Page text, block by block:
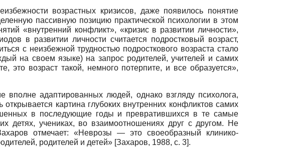
возрастных кризисов, даже появилось понятие
пассивную позицию практической психологии в этом
«внутренний конфликт», «кризис в развитии личности»,
в развитии личности считается подростковый возраст,
с неизбежной трудностью подросткового возраста стало
на своем языке) на запрос родителей, учителей и самих
возраст такой, немного потерпите, и все образуется»,
вполне адаптированных людей, однако взгляду психолога,
картина глубоких внутренних конфликтов самих
в последующие годы и превратившихся в те самые
детях, учениках, во взаимоотношениях друг с другом. Не
отмечает: «Неврозы — это своеобразный клинико-
родителей и детей» [Захаров, 1988, с. 3].